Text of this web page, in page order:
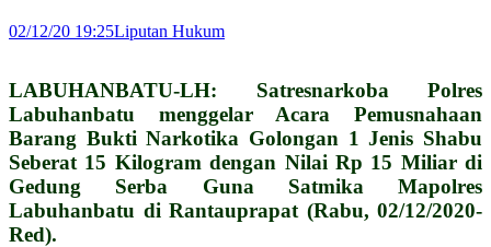
02/12/20 19:25Liputan Hukum
LABUHANBATU-LH: Satresnarkoba Polres
Labuhanbatu menggelar Acara Pemusnahaan
Barang Bukti Narkotika Golongan 1 Jenis Shabu
Seberat 15 Kilogram dengan Nilai Rp 15 Miliar di
Gedung Serba Guna Satmika Mapolres
Labuhanbatu di Rantauprapat (Rabu, 02/12/2020-
Red).